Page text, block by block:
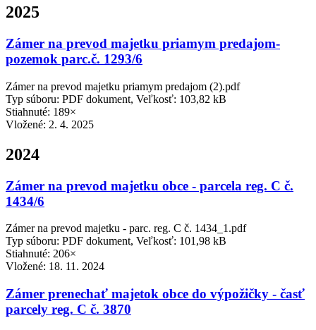
2025
Zámer na prevod majetku priamym predajom-
pozemok parc.č. 1293/6
Zámer na prevod majetku priamym predajom (2).pdf
Typ súboru: PDF dokument, Veľkosť: 103,82 kB
Stiahnuté: 189×
Vložené: 2. 4. 2025
2024
Zámer na prevod majetku obce - parcela reg. C č.
1434/6
Zámer na prevod majetku - parc. reg. C č. 1434_1.pdf
Typ súboru: PDF dokument, Veľkosť: 101,98 kB
Stiahnuté: 206×
Vložené: 18. 11. 2024
Zámer prenechať majetok obce do výpožičky - časť
parcely reg. C č. 3870